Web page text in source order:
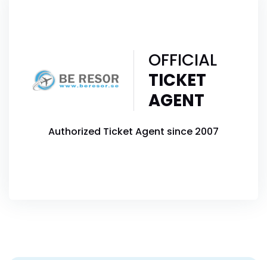
OFFICIAL
TICKET
AGENT
Authorized Ticket Agent since 2007